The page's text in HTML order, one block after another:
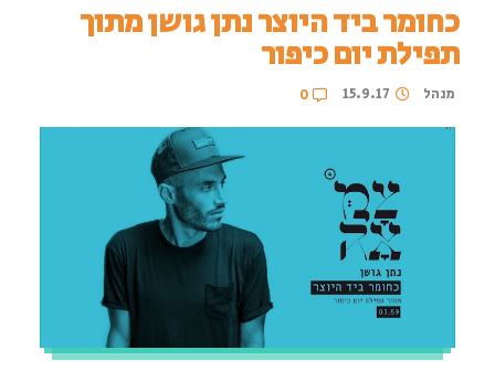
כחומר ביד היוצר נתן גושן מתוך
תפילת יום כיפור
מנהל 15.9.17
0